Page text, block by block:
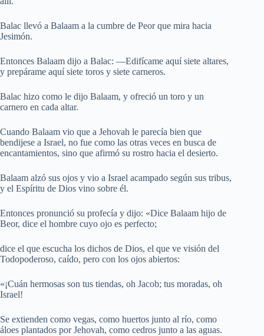
Balac llevó a Balaam a la cumbre de Peor que mira hacia
Jesimón.
Entonces Balaam dijo a Balac: —Edifícame aquí siete altares,
y prepárame aquí siete toros y siete carneros.
Balac hizo como le dijo Balaam, y ofreció un toro y un
carnero en cada altar.
Cuando Balaam vio que a Jehovah le parecía bien que
bendijese a Israel, no fue como las otras veces en busca de
encantamientos, sino que afirmó su rostro hacia el desierto.
Balaam alzó sus ojos y vio a Israel acampado según sus tribus,
y el Espíritu de Dios vino sobre él.
Entonces pronunció su profecía y dijo: «Dice Balaam hijo de
Beor, dice el hombre cuyo ojo es perfecto;
dice el que escucha los dichos de Dios, el que ve visión del
Todopoderoso, caído, pero con los ojos abiertos:
«¡Cuán hermosas son tus tiendas, oh Jacob; tus moradas, oh
Israel!
Se extienden como vegas, como huertos junto al río, como
áloes plantados por Jehovah, como cedros junto a las aguas.